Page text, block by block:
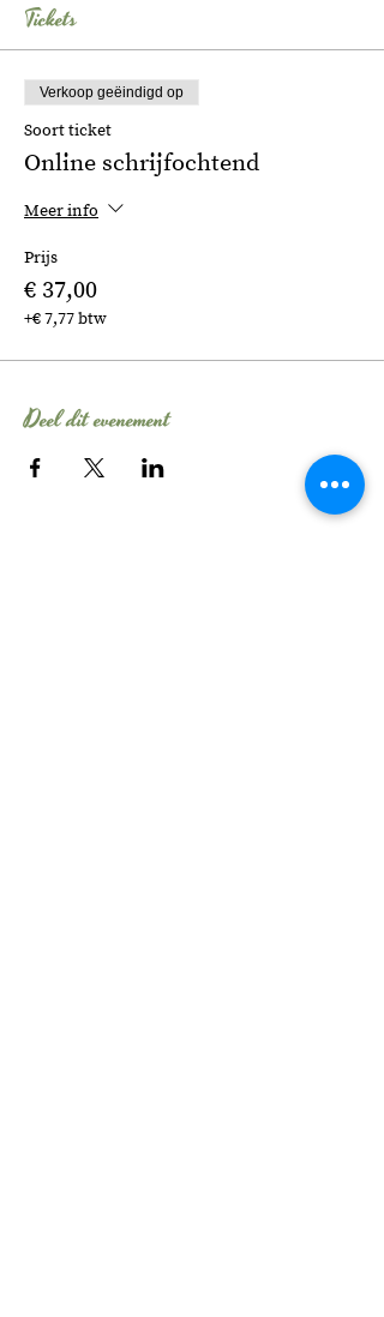
Tickets
Verkoop geëindigd op
Soort ticket
Online schrijfochtend
Meer info
Prijs
€ 37,00
+€ 7,77 btw
Deel dit evenement